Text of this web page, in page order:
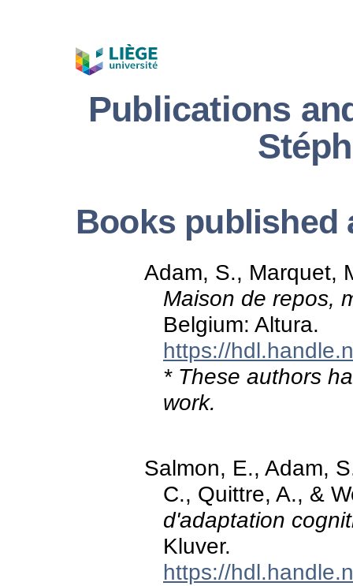
Publications
Books published
Adam, S., Marquet,
Maison de repos,
Belgium: Altura.
https://
* These authors
work.
Salmon, E., Adam,
C., Quittre, A., &
d'adaptation
Kluver.
https://